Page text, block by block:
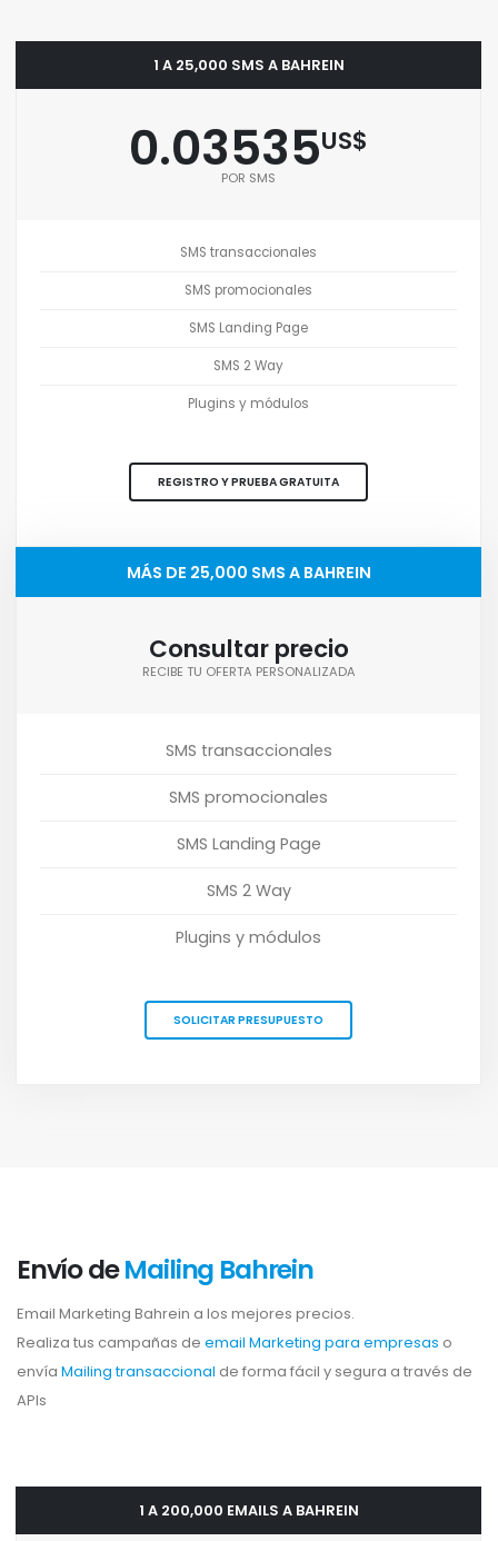
1 A 25,000 SMS A BAHREIN
0.03535US$
POR SMS
SMS transaccionales
SMS promocionales
SMS Landing Page
SMS 2 Way
Plugins y módulos
REGISTRO Y PRUEBA GRATUITA
MÁS DE 25,000 SMS A BAHREIN
Consultar precio
RECIBE TU OFERTA PERSONALIZADA
SMS transaccionales
SMS promocionales
SMS Landing Page
SMS 2 Way
Plugins y módulos
SOLICITAR PRESUPUESTO
Envío deMailing Bahrein
Email Marketing Bahrein a los mejores precios.
Realiza tus campañas de email Marketing para empresas o
envía Mailing transaccional de forma fácil y segura a través de
APIs
1 A 200,000 EMAILS A BAHREIN